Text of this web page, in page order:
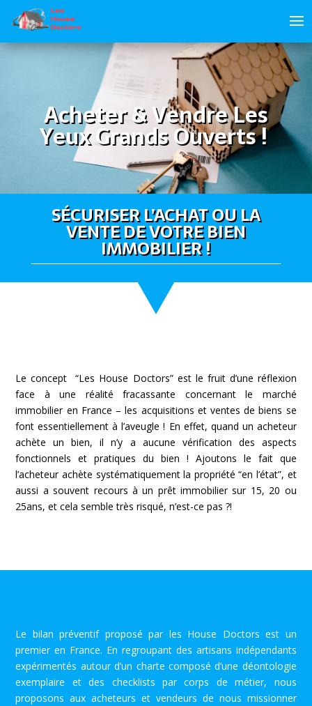
Acheter & Vendre Les
Yeux Grands Ouverts !
SÉCURISER L’ACHAT OU LA
VENTE DE VOTRE BIEN
IMMOBILIER !
Le concept “Les House Doctors” est le fruit d’une réflexion
face à une réalité fracassante concernant le marché
immobilier en France – les acquisitions et ventes de biens se
font essentiellement à l’aveugle ! En effet, quand un acheteur
achète un bien, il n’y a aucune vérification des aspects
fonctionnels et pratiques du bien ! Ajoutons le fait que
l’acheteur achète systématiquement la propriété “en l’état”, et
aussi a souvent recours à un prêt immobilier sur 15, 20 ou
25ans, et cela semble très risqué, n’est-ce pas ?!
Le bilan préventif proposé par les House Doctors est un
premier en France. En regroupant des artisans indépendants
expérimentés autour d’un charte composé d’une déontologie
exemplaire et des checklists par corps de métier, nous
proposons aux acheteurs et vendeurs de nous missionner